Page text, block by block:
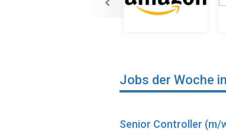
Jobs der Woche
Senior Controller (m/